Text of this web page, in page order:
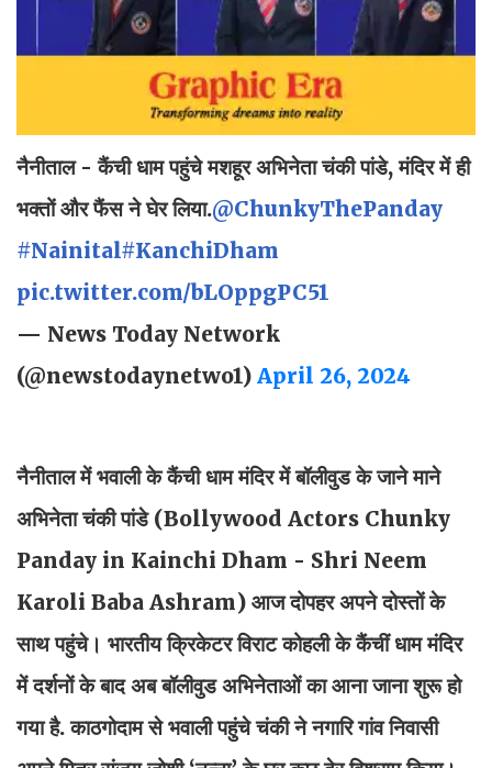
नैनीताल - कैंची धाम पहुंचे मशहूर अभिनेता चंकी पांडे, मंदिर में ही
भक्तों और फैंस ने घेर लिया.@ChunkyThePanday
#Nainital#KanchiDham
pic.twitter.com/bLOppgPC51
— News Today Network
(@newstodaynetwo1) April 26, 2024
नैनीताल में भवाली के कैंची धाम मंदिर में बॉलीवुड के जाने माने
अभिनेता चंकी पांडे (Bollywood Actors Chunky
Panday in Kainchi Dham - Shri Neem
Karoli Baba Ashram) आज दोपहर अपने दोस्तों के
साथ पहुंचे। भारतीय क्रिकेटर विराट कोहली के कैंचीं धाम मंदिर
में दर्शनों के बाद अब बॉलीवुड अभिनेताओं का आना जाना शुरू हो
गया है. काठगोदाम से भवाली पहुंचे चंकी ने नगारि गांव निवासी